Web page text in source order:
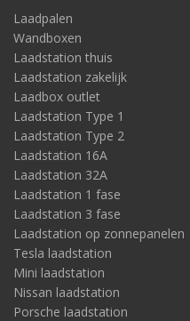
Laadpalen
Wandboxen
Laadstation thuis
Laadstation zakelijk
Laadbox outlet
Laadstation Type 1
Laadstation Type 2
Laadstation 16A
Laadstation 32A
Laadstation 1 fase
Laadstation 3 fase
Laadstation op zonnepanelen
Tesla laadstation
Mini laadstation
Nissan laadstation
Porsche laadstation